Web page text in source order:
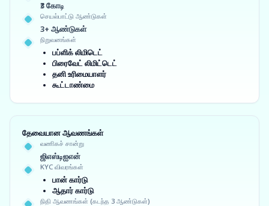
₹3 கோடி
செயல்பாட்டு ஆண்டுகள்
3+ ஆண்டுகள்
நிறுவனங்கள்
பப்ளிக் லிமிடெட்
பிரைவேட் லிமிட்டெட்
தனி உரிமையாளர்
கூட்டாண்மை
தேவையான ஆவணங்கள்
வணிகச் சான்று
ஜிஎஸ்டிஐஎன்
KYC விவரங்கள்
பான் கார்டு
ஆதார் கார்டு
நிதி ஆவணங்கள் (கடந்த 3 ஆண்டுகள்)